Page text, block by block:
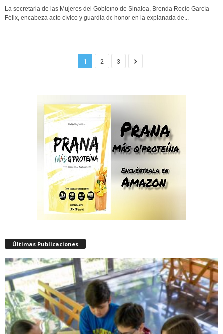
La secretaria de las Mujeres del Gobierno de Sinaloa, Brenda Rocío García
Félix, encabeza acto cívico y guardia de honor en la explanada de...
1 2 3
Últimas Publicaciones